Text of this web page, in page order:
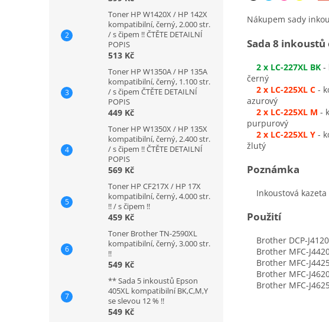
Toner HP W1420X / HP 142X
kompatibilní, černý, 2.000 str.
/ s čipem !! ČTĚTE DETAILNÍ
POPIS
513 Kč
Toner HP W1350A / HP 135A
kompatibilní, černý, 1.100 str.
/ s čipem ČTĚTE DETAILNÍ
POPIS
449 Kč
Toner HP W1350X / HP 135X
kompatibilní, černý, 2.400 str.
/ s čipem !! ČTĚTE DETAILNÍ
POPIS
569 Kč
Toner HP CF217X / HP 17X
kompatibilní, černý, 4.000 str.
!! / s čipem !!
459 Kč
Toner Brother TN-2590XL
kompatibilní, černý, 3.000 str.
!!
549 Kč
** Sada 5 inkoustů Epson
405XL kompatibilní BK,C,M,Y
se slevou 12 % !!
549 Kč
Nákupem sady
Sada 8 inkoustů
2 x LC-227XL BK -
černý
2 x LC-225XL C -
azurový
2 x LC-225XL M -
purpurový
2 x LC-225XL Y -
žlutý
Poznámka
Inkoustová kazeta
Použití
Brother DCP-
Brother MFC-
Brother MFC-
Brother MFC-
Brother MFC-